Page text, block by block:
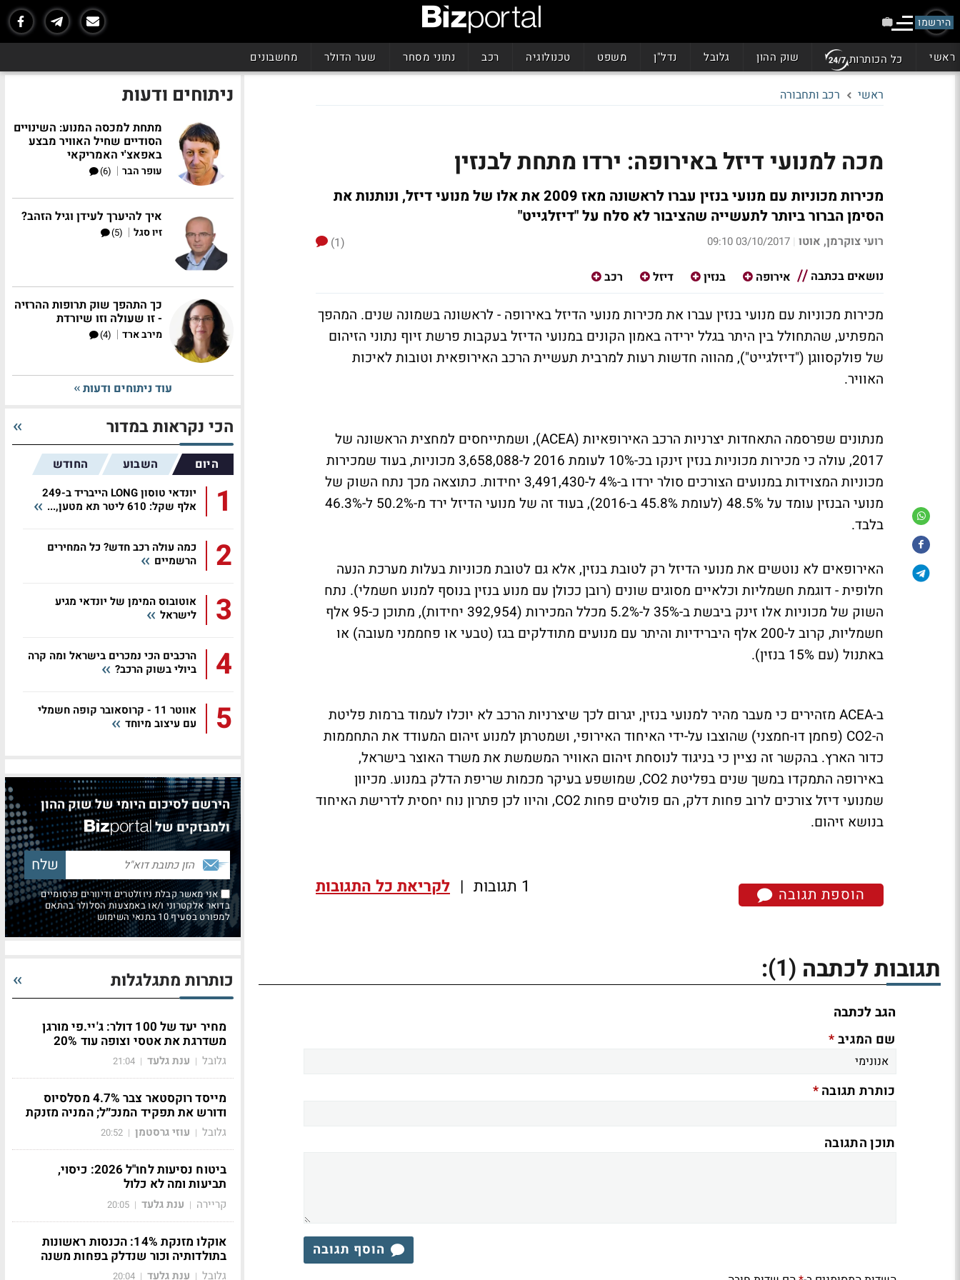
הירשמו
ראשי כל הכותרות שוק ההון גלובל נדל"ן משפט טכנולוגיה רכב נתוני מסחר שער הדולר מחשבונים
ראשי רכב ותחבורה
מכה למנועי דיזל באירופה: ירדו מתחת לבנזין
מכירות מכוניות עם מנועי בנזין עברו לראשונה מאז 2009 את אלו של מנועי דיזל, ונותנות את
הסימן הברור ביותר לתעשייה שהציבור לא סלח על "דיזלגייט"
רועי צוקרמן, אוטו |
03/10/2017 09:10
(1)
נושאים בכתבה
אירופה בנזין דיזל רכב
מכירות מכוניות עם מנועי בנזין עברו את מכירות מנועי הדיזל באירופה - לראשונה בשמונה שנים. המהפך
המפתיע, שהתחולל בין היתר בגלל ירידה באמון הקונים במנועי הדיזל בעקבות פרשת זיוף נתוני הזיהום
של פולקסווגן ("דיזלגייט"), מהווה חדשות רעות למרבית תעשיית הרכב האירופאית וטובות לאיכות
האוויר.
מנתונים שפרסמה התאחדות יצרניות הרכב האירופאיות (ACEA), ושמתייחסים למחצית הראשונה של
2017, עולה כי מכירות מכוניות בנזין זינקו בכ-10% לעומת 2016 ל-3,658,088 מכוניות, בעוד שמכירות
מכוניות המצוידות במנועים הצורכים סולר ירדו ב-4% ל-3,491,430 יחידות. כתוצאה מכך נתח השוק של
מנועי הבנזין עומד על 48.5% (לעומת 45.8% ב-2016), בעוד זה של מנועי הדיזל ירד מ-50.2% ל-46.3%
בלבד.
האירופאים לא נוטשים את מנועי הדיזל רק לטובת בנזין, אלא גם לטובת מכוניות בעלות מערכת הנעה
חלופית - דוגמת חשמליות וכלאיים מסוגים שונים (רובן ככולן עם מנוע בנזין בנוסף למנוע חשמלי). נתח
השוק של מכוניות אלו זינק ביבשת ב-35% ל-5.2% מכלל המכירות (392,954 יחידות), מתוכן כ-95 אלף
חשמליות, קרוב ל-200 אלף היברידיות והיתר עם מנועים מתודלקים בגז (טבעי או פחממני מעובה) או
באתנול (עם 15% בנזין).
ב-ACEA מזהירים כי מעבר מהיר למנועי בנזין, יגרום לכך שיצרניות הרכב לא יוכלו לעמוד ברמות פליטת
ה-CO2 (פחמן דו-חמצני) שהוצבו על-ידי האיחוד האירופי, ושמטרתן למנוע זיהום המעודד את התחממות
כדור הארץ. בהקשר זה נציין כי בניגוד לנוסחת זיהום האוויר המשמשת את משרד האוצר בישראל,
באירופה התמקדו במשך שנים בפליטת CO2, שמושפע בעיקר מכמות שריפת הדלק במנוע. מכיוון
שמנועי דיזל צורכים לרוב פחות דלק, הם פולטים פחות CO2, והיוו לכן פתרון נוח יחסית לדרישת האיחוד
בנושא זיהום.
הוספת תגובה 1 תגובות | לקריאת כל התגובות
תגובות לכתבה (1)
:
הגב לכתבה
שם המגיב*
כותרת תגובה*
תוכן התגובה
הוסף תגובה
ניתוחים ודעות
מתחת למכסה המנוע: השינויים
הסודיים שחיל האוויר מבצע
באפאצ'י האמריקאי
עופר הבר |
(6)
איך להיערך לעידן וגיל הזהב?
זיו סגל |
(5)
כך התהפך שוק תרופות ההרזיה
- זו שעולה וזו שיורדת
מירב ארד |
(4)
עוד ניתוחים ודעות
הכי נקראות במדור
היום השבוע החודש
1
יונדאי טוסון LONG הייבריד ב-249
אלף שקל: 610 ליטר תא מטען,...
2
כמה עולה רכב חדש? כל המחירים
הרשמיים
3
אוטובוס המימן של יונדאי מגיע
לישראל
4
הרכבים הכי נמכרים בישראל ומה קרה
ביולי בשוק הרכב?
5
אווטר 11 - קרוסאובר קופה חשמלי
עם עיצוב מיוחד
הירשם לסיכום היומי של שוק ההון
ולמבזקים של
אני מאשר קבלת ניוזלטרים ודיוורים פרסומיים
בדואר אלקטרוני ו/או באמצעות הסלולר בהתאם
למפורט בסעיף 10 בתנאי השימוש
כותרות מתגלגלות
מחיר יעד של 100 דולר: ג'יי.פי מורגן
משדרגת את אטסי וצופה עוד 20%
גלובל | ענת גלעד |
21:04
מייסד רוקסטאר צבר 4.7% מסלסיוס
ודורש את תפקיד המנכ״ל; המניה מזנקת
גלובל | עוזי גרסטמן |
20:52
ביטוח נסיעות לחו"ל 2026: כיסוי,
תביעות ומה לא כלול
קריירה | ענת גלעד |
20:05
אוקלו מזנקת 14%: הכנסות ראשונות
בתולדותיה וכור שנדלק בפחות משנה
גלובל | ענת גלעד |
20:04